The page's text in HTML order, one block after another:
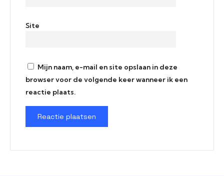
Site
Mijn naam, e-mail en site opslaan in deze
browser voor de volgende keer wanneer ik een
reactie plaats.